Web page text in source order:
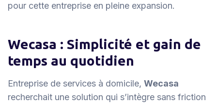
pour cette entreprise en pleine expansion.
Wecasa : Simplicité et gain de
temps au quotidien
Entreprise de services à domicile, Wecasa
recherchait une solution qui s’intègre sans friction